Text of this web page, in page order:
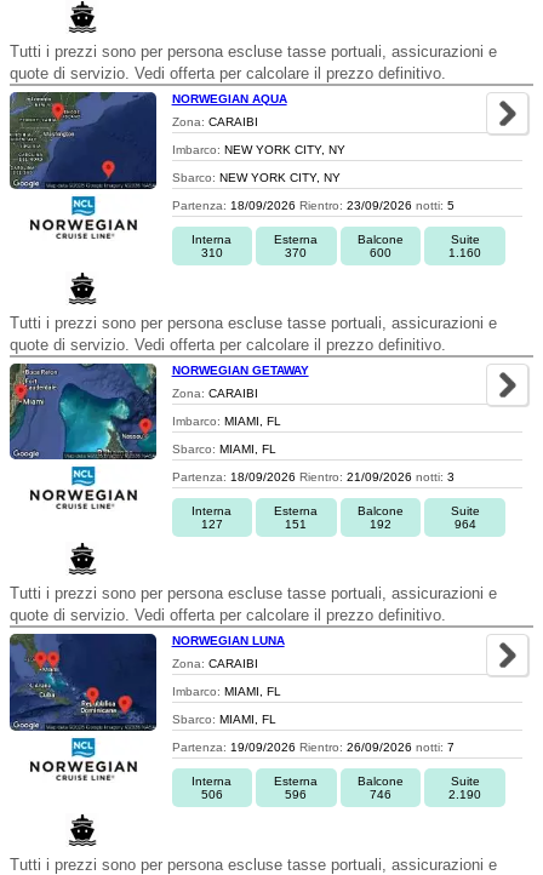
Tutti i prezzi sono per persona escluse tasse portuali, assicurazioni e
quote di servizio. Vedi offerta per calcolare il prezzo definitivo.
NORWEGIAN AQUA
Zona: CARAIBI
Imbarco: NEW YORK CITY, NY
Sbarco: NEW YORK CITY, NY
Partenza: 18/09/2026 Rientro: 23/09/2026 notti: 5
Interna
310
Esterna
370
Balcone
600
Suite
1.160
Tutti i prezzi sono per persona escluse tasse portuali, assicurazioni e
quote di servizio. Vedi offerta per calcolare il prezzo definitivo.
NORWEGIAN GETAWAY
Zona: CARAIBI
Imbarco: MIAMI, FL
Sbarco: MIAMI, FL
Partenza: 18/09/2026 Rientro: 21/09/2026 notti: 3
Interna
127
Esterna
151
Balcone
192
Suite
964
Tutti i prezzi sono per persona escluse tasse portuali, assicurazioni e
quote di servizio. Vedi offerta per calcolare il prezzo definitivo.
NORWEGIAN LUNA
Zona: CARAIBI
Imbarco: MIAMI, FL
Sbarco: MIAMI, FL
Partenza: 19/09/2026 Rientro: 26/09/2026 notti: 7
Interna
506
Esterna
596
Balcone
746
Suite
2.190
Tutti i prezzi sono per persona escluse tasse portuali, assicurazioni e